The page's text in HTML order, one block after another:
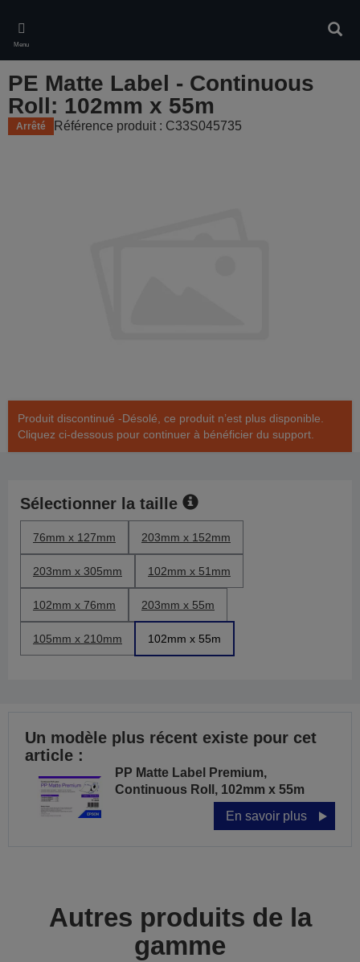
main
content
Menu
PE Matte Label - Continuous
Roll: 102mm x 55m
Arrêté Référence produit : C33S045735
Produit discontinué -Désolé, ce produit n’est plus disponible.
Cliquez ci-dessous pour continuer à bénéficier du support.
Sélectionner la taille
76mm x 127mm 203mm x 152mm
203mm x 305mm 102mm x 51mm
102mm x 76mm 203mm x 55m
105mm x 210mm 102mm x 55m
Un modèle plus récent existe pour cet
article :
PP Matte Label Premium,
Continuous Roll, 102mm x 55m
En savoir plus
Autres produits de la
gamme